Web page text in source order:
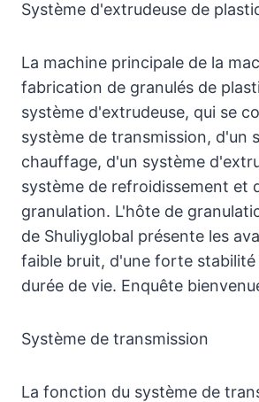
Système d'extrudeuse de
La machine principale de la
fabrication de granulés de
système d'extrudeuse, qui se
système de transmission, d'un
chauffage, d'un système
système de refroidissement et
granulation. L'hôte de
de Shuliyglobal présente les
faible bruit, d'une forte
durée de vie. Enquête
Système de transmission
La fonction du système de